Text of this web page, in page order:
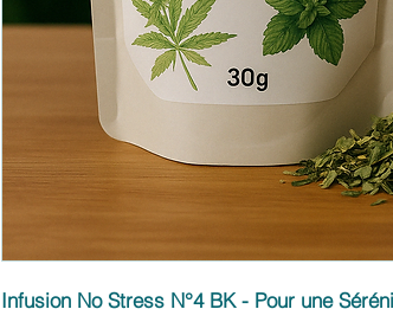
Infusion No Stress N°4 BK - Pour une